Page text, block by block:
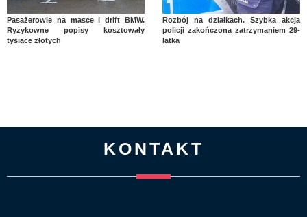
Pasażerowie na masce i drift BMW.
Ryzykowne popisy kosztowały
tysiące złotych
Rozbój na działkach. Szybka akcja
policji zakończona zatrzymaniem 29-
latka
KONTAKT